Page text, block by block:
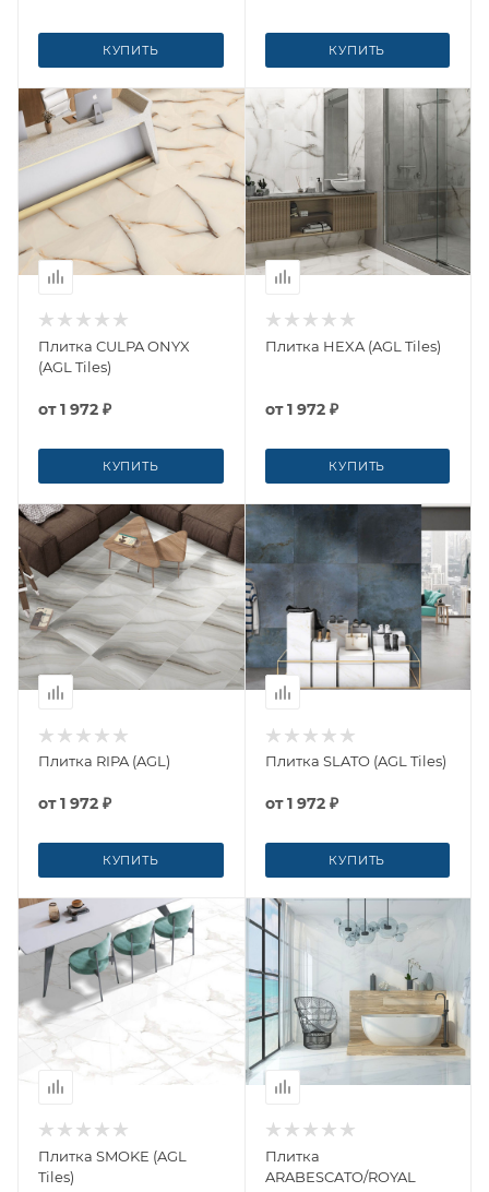
КУПИТЬ КУПИТЬ
Плитка CULPA ONYX
(AGL Tiles)
от1 972 ₽
КУПИТЬ
Плитка HEXA (AGL Tiles)
от1 972 ₽
КУПИТЬ
Плитка RIPA (AGL)
от1 972 ₽
КУПИТЬ
Плитка SLATO (AGL Tiles)
от1 972 ₽
КУПИТЬ
Плитка SMOKE (AGL
Tiles)
Плитка
ARABESCATO/ROYAL